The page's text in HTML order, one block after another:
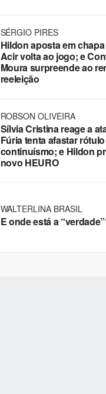
SÉRGIO PIRES
Hildon aposta em
Acir volta ao jogo; e
Moura surpreende ao
reeleição
ROBSON OLIVEIRA
Sílvia Cristina reage a
Fúria tenta afastar
continuísmo; e Hildon
novo HEURO
WALTERLINA BRASIL
E onde está a